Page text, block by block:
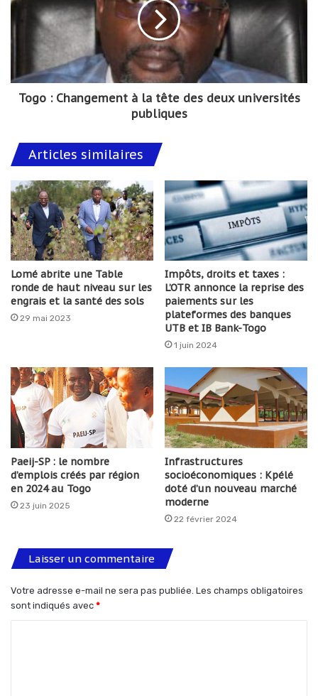
Togo : Changement à la tête des deux universités
publiques
Articles similaires
Lomé abrite une Table
ronde de haut niveau sur les
engrais et la santé des sols
29 mai 2023
Impôts, droits et taxes :
L’OTR annonce la reprise des
paiements sur les
plateformes des banques
UTB et IB Bank-Togo
1 juin 2024
Paeij-SP : le nombre
d’emplois créés par région
en 2024 au Togo
23 juin 2025
Infrastructures
socioéconomiques : Kpélé
doté d’un nouveau marché
moderne
22 février 2024
Laisser un commentaire
Votre adresse e-mail ne sera pas publiée. Les champs obligatoires
sont indiqués avec *